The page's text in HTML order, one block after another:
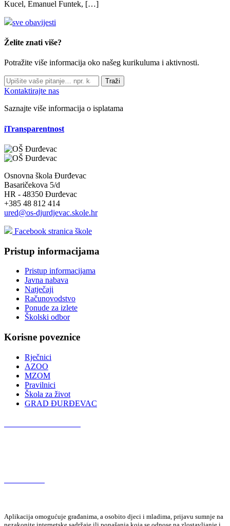
Kucel, Emanuel Funtek, […]
sve obavijesti
Želite znati više?
Potražite više informacija oko našeg kurikuluma i aktivnosti.
Traži
Kontaktirajte nas
Saznajte više informacija o isplatama
iTransparentnost
Osnovna škola Đurđevac
Basaričekova 5/d
HR - 48350 Đurđevac
+385 48 812 414
ured@os-djurdjevac.skole.hr
Facebook stranica škole
Pristup informacijama
Pristup informacijama
Javna nabava
Natječaji
Računovodstvo
Ponude za izlete
Školski odbor
Korisne poveznice
Rječnici
AZOO
MZOM
Pravilnici
Škola za život
GRAD ĐURĐEVAC
Aplikacija omogućuje građanima, a osobito djeci i mladima, prijavu sumnje na